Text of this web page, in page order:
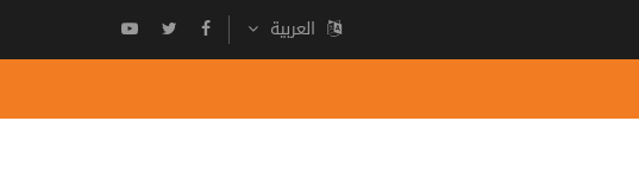
العربية